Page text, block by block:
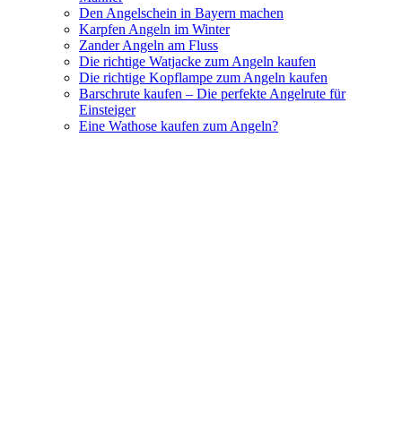
Den Angelschein in Bayern machen
Karpfen Angeln im Winter
Zander Angeln am Fluss
Die richtige Watjacke zum Angeln kaufen
Die richtige Kopflampe zum Angeln kaufen
Barschrute kaufen – Die perfekte Angelrute für
Einsteiger
Eine Wathose kaufen zum Angeln?